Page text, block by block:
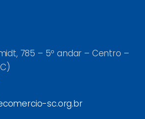
785 – 5º andar – Centro –
sc.org.br